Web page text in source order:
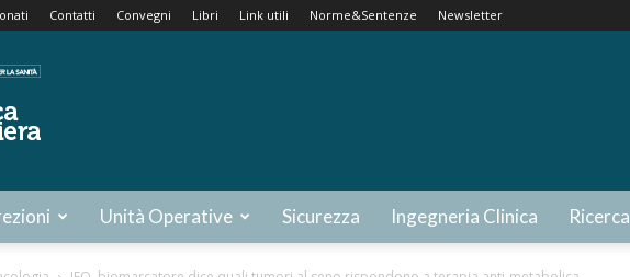
Contatti Convegni Libri Link utili Norme&Sentenze Newsletter
Unità Operative Sicurezza Ingegneria Clinica Ricerca